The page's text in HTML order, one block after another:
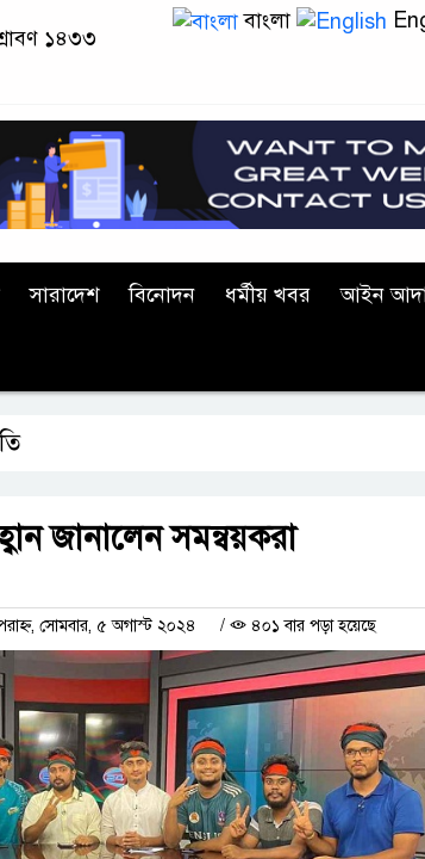
১৪৩৩
বাংলা
সারাদেশ বিনোদন ধর্মীয় খবর আইন
জানালেন সমন্বয়করা
সোমবার, ৫ অগাস্ট ২০২৪ / ৪০১ বার পড়া হয়েছে